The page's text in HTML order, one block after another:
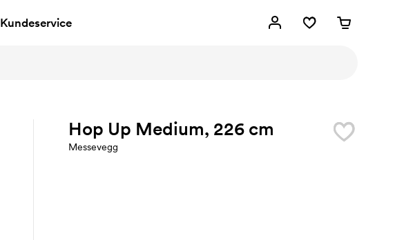
Kundeservice
Hop Up Medium, 226 cm
Messevegg